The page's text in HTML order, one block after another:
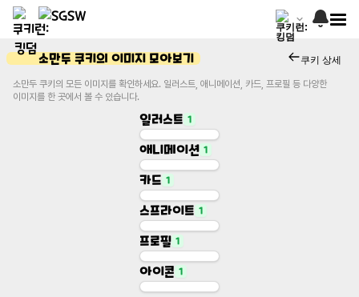
소만두 쿠키의 이미지 모아보기 쿠키 상세
소만두 쿠키의 모든 이미지를 확인하세요. 일러스트, 애니메이션, 카드, 프로필 등 다양한
이미지를 한 곳에서 볼 수 있습니다.
일러스트 1
Illustration
일러스트
애니메이션 1
Animation
애니메이션
카드 1
Character Card
카드
스프라이트 1
Base Sprite
스프라이트
프로필 1
Profile
아이콘 1